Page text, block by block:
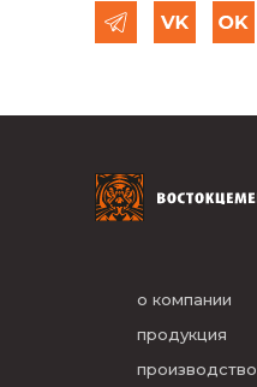
о компании
продукция
производство